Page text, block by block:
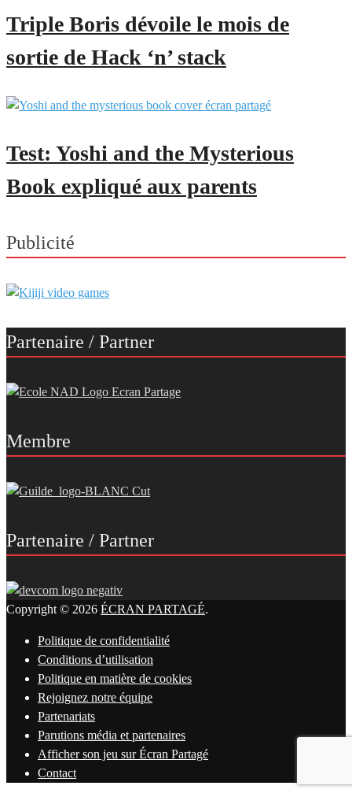
Triple Boris dévoile le mois de
sortie de Hack ‘n’ stack
Test: Yoshi and the Mysterious
Book expliqué aux parents
Publicité
Partenaire / Partner
Membre
Partenaire / Partner
Copyright © 2026 ÉCRAN PARTAGÉ.
Politique de confidentialité
Conditions d’utilisation
Politique en matière de cookies
Rejoignez notre équipe
Partenariats
Parutions média et partenaires
Afficher son jeu sur Écran Partagé
Contact